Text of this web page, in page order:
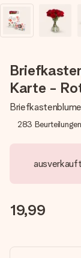
Karte -
283 Beurteilungen
ausverkauft
19,99